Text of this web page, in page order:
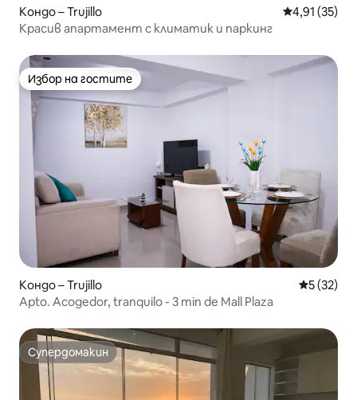
Кондо – Trujillo Средна
4,91 (35)
Красив апартамент с климатик и паркинг
Избор на гостите
Избор на гостите
Кондо – Trujillo Средна
5 (32)
Apto. Acogedor, tranquilo - 3 min de Mall Plaza
Супердомакин
Супердомакин